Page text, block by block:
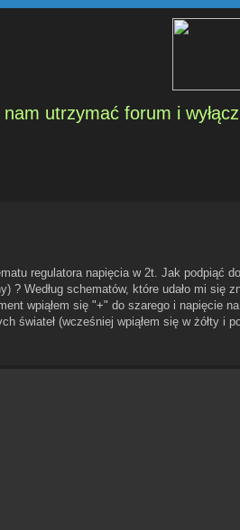
utrzymać forum i
regulatora napięcia w 2t. Jak podpiąć
? Według schematów, które udało mi się
wpiąłem się "+" do szarego i napięcie
świateł (wcześniej wpiąłem się w żółty i